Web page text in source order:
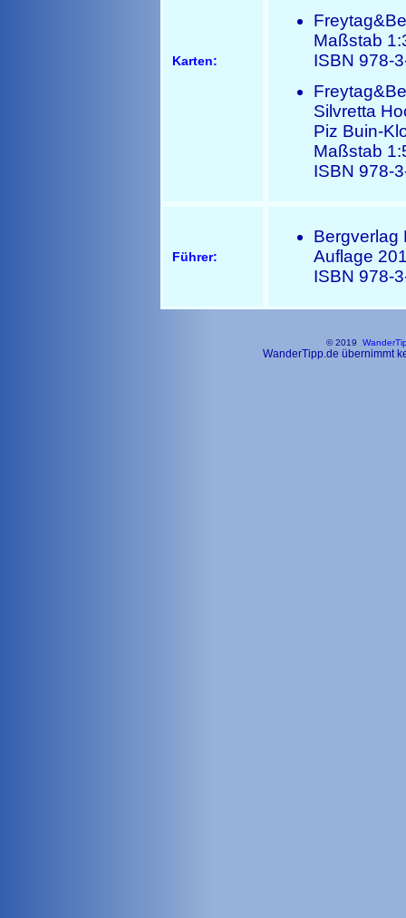
Karten:
Maßstab
ISBN 978-
Silvretta
Piz Buin-
Maßstab
ISBN 978-
Führer:
Bergverlag
Auflage
ISBN 978-
© 2019
WanderTipp.de übernimmt